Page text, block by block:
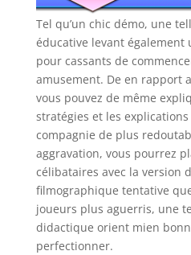
Tel qu’un chic démo, une
éducative levant également
pour cassants de
amusement. De en rapport
vous pouvez de même
stratégies et les
compagnie de plus
aggravation, vous pourrez
célibataires avec la version
filmographique tentative
joueurs plus aguerris, une
didactique orient mien
perfectionner.